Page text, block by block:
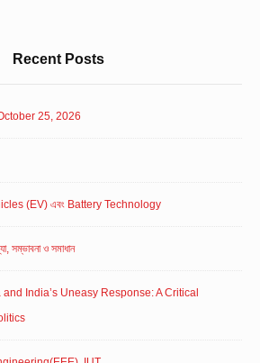
Recent Posts
25, 2026
(EV) এবং Battery Technology
সম্ভাবনা ও সমাধান
India’s Uneasy Response: A Critical